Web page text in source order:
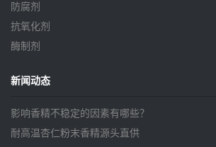
防腐剂
抗氧化剂
酶制剂
新闻动态
影响香精不稳定的因素有哪些？
耐高温杏仁粉末香精源头直供